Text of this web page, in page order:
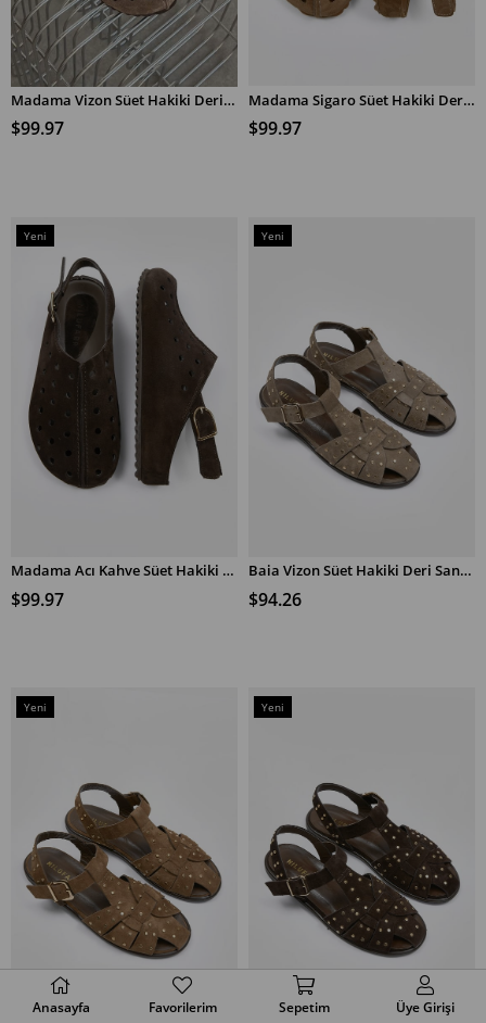
SEPETE EKLE Madama Vizon Süet Hakiki Deri Sandalet
$99.97
SEPETE EKLE Madama Sigaro Süet Hakiki Deri Sandalet
$99.97
SEPETE EKLE
Yeni
Madama Acı Kahve Süet Hakiki Deri Sandalet
$99.97
SEPETE EKLE
Yeni
Baia Vizon Süet Hakiki Deri Sandalet
$94.26
Yeni
Yeni
Anasayfa Favorilerim Sepetim Üye Girişi